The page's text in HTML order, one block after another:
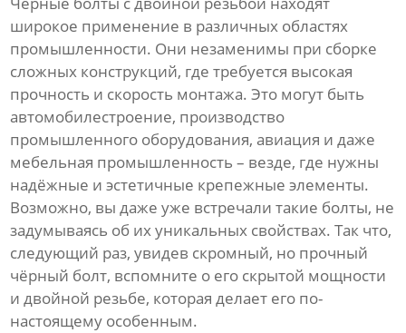
широкое применение в различных областях
промышленности. Они незаменимы при сборке
сложных конструкций, где требуется высокая
прочность и скорость монтажа. Это могут быть
автомобилестроение, производство
промышленного оборудования, авиация и даже
мебельная промышленность – везде, где нужны
надёжные и эстетичные крепежные элементы.
Возможно, вы даже уже встречали такие болты, не
задумываясь об их уникальных свойствах. Так что,
следующий раз, увидев скромный, но прочный
чёрный болт, вспомните о его скрытой мощности
и двойной резьбе, которая делает его по-
настоящему особенным.